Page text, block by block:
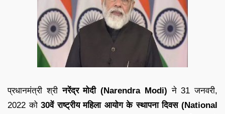
प्रधानमंत्री श्रीनरेंद्र मोदी (Narendra Modi)ने 31 जनवरी,
2022 को30वें राष्ट्रीय महिला आयोग के स्थापना दिवस (National